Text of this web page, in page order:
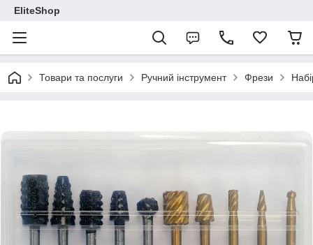
EliteShop
Товари та послуги Ручний інструмент Фрези